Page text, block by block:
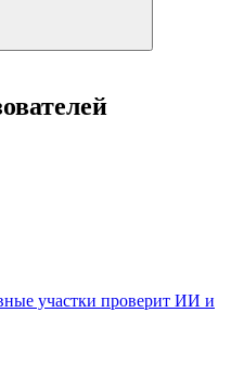
участки проверит ИИ и